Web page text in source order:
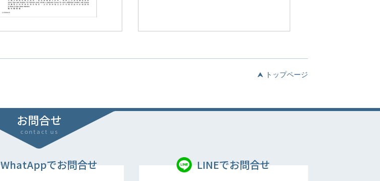
トップページ
お問合せ
contact us
WhatAppでお問合せ LINEでお問合せ